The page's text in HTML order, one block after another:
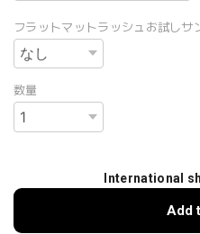
フラットマットラッシュお試しサ
数量
International
Add